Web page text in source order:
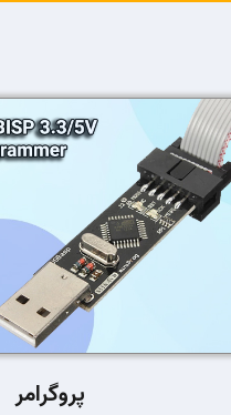
پروگرامر